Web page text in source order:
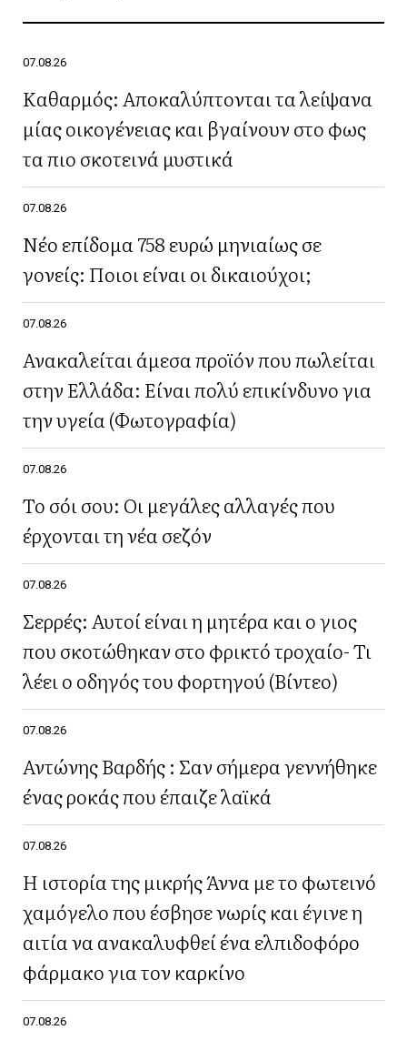
07.08.26
Καθαρμός: Αποκαλύπτονται τα λείψανα
μίας οικογένειας και βγαίνουν στο φως
τα πιο σκοτεινά μυστικά
07.08.26
Νέο επίδομα 758 ευρώ μηνιαίως σε
γονείς: Ποιοι είναι οι δικαιούχοι;
07.08.26
Ανακαλείται άμεσα προϊόν που πωλείται
στην Ελλάδα: Είναι πολύ επικίνδυνο για
την υγεία (Φωτογραφία)
07.08.26
Το σόι σου: Οι μεγάλες αλλαγές που
έρχονται τη νέα σεζόν
07.08.26
Σερρές: Αυτοί είναι η μητέρα και ο γιος
που σκοτώθηκαν στο φρικτό τροχαίο- Τι
λέει ο οδηγός του φορτηγού (Βίντεο)
07.08.26
Αντώνης Βαρδής : Σαν σήμερα γεννήθηκε
ένας ροκάς που έπαιζε λαϊκά
07.08.26
Η ιστορία της μικρής Άννα με το φωτεινό
χαμόγελο που έσβησε νωρίς και έγινε η
αιτία να ανακαλυφθεί ένα ελπιδοφόρο
φάρμακο για τον καρκίνο
07.08.26